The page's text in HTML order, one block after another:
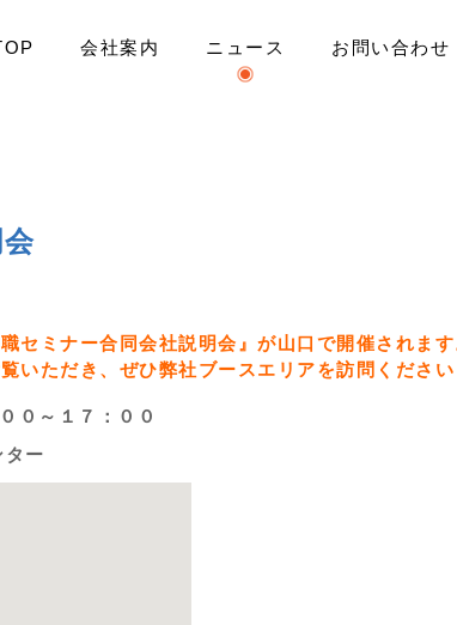
会社案内 ニュース お問い合わせ
職セミナー合同会社説明会』が山口で開催されます
いただき、ぜひ弊社ブースエリアを訪問ください
０～１７：００
ー